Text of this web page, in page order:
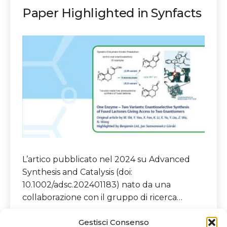
Gestisci Consenso
Paper Highlighted in Synfacts
L’artico pubblicato nel 2024 su Advanced
Synthesis and Catalysis (doi:
10.1002/adsc.202401183) nato da una
collaborazione con il gruppo di ricerca…
Continua a leggerePaper